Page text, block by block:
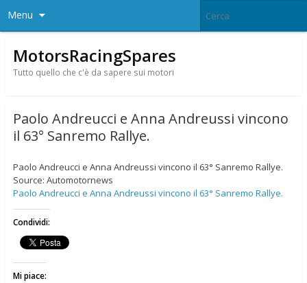
Menu
MotorsRacingSpares
Tutto quello che c'è da sapere sui motori
Paolo Andreucci e Anna Andreussi vincono
il 63° Sanremo Rallye.
Paolo Andreucci e Anna Andreussi vincono il 63° Sanremo Rallye.
Source: Automotornews
Paolo Andreucci e Anna Andreussi vincono il 63° Sanremo Rallye.
Condividi:
Mi piace: